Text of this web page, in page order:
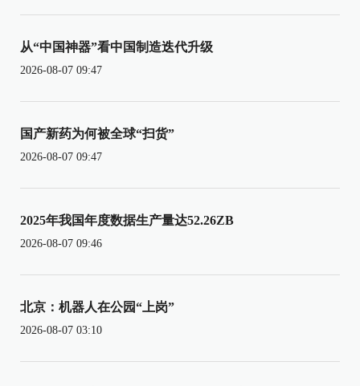
从“中国神器”看中国制造迭代升级
2026-08-07 09:47
国产新药为何被全球“扫货”
2026-08-07 09:47
2025年我国年度数据生产量达52.26ZB
2026-08-07 09:46
北京：机器人在公园“上岗”
2026-08-07 03:10